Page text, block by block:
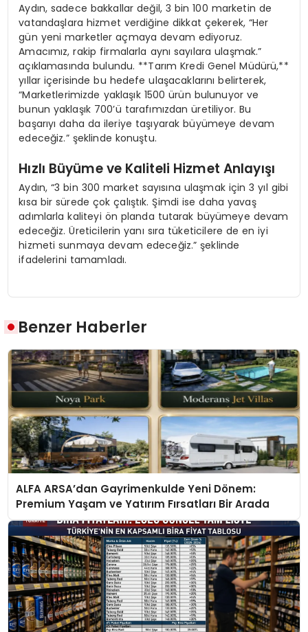
Aydın, sadece bakkallar değil, 3 bin 100 marketin de
vatandaşlara hizmet verdiğine dikkat çekerek, “Her
gün yeni marketler açmaya devam ediyoruz.
Amacımız, rakip firmalarla aynı sayılara ulaşmak.”
açıklamasında bulundu. **Tarım Kredi Genel Müdürü,**
yıllar içerisinde bu hedefe ulaşacaklarını belirterek,
“Marketlerimizde yaklaşık 1500 ürün bulunuyor ve
bunun yaklaşık 700’ü tarafımızdan üretiliyor. Bu
başarıyı daha da ileriye taşıyarak büyümeye devam
edeceğiz.” şeklinde konuştu.
Hızlı Büyüme ve Kaliteli Hizmet Anlayışı
Aydın, “3 bin 300 market sayısına ulaşmak için 3 yıl gibi
kısa bir sürede çok çalıştık. Şimdi ise daha yavaş
adımlarla kaliteyi ön planda tutarak büyümeye devam
edeceğiz. Üreticilerin yanı sıra tüketicilere de en iyi
hizmeti sunmaya devam edeceğiz.” şeklinde
ifadelerini tamamladı.
Benzer Haberler
ALFA ARSA’dan Gayrimenkulde Yeni Dönem:
Premium Yaşam ve Yatırım Fırsatları Bir Arada